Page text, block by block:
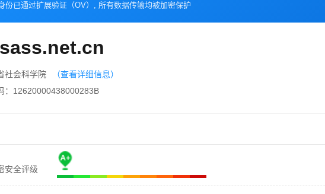
份已通过扩展验证（OV）, 所有数据传输均被加密保护
社会科学院
（查看详细信息）
：12620000438000283B
安全评级